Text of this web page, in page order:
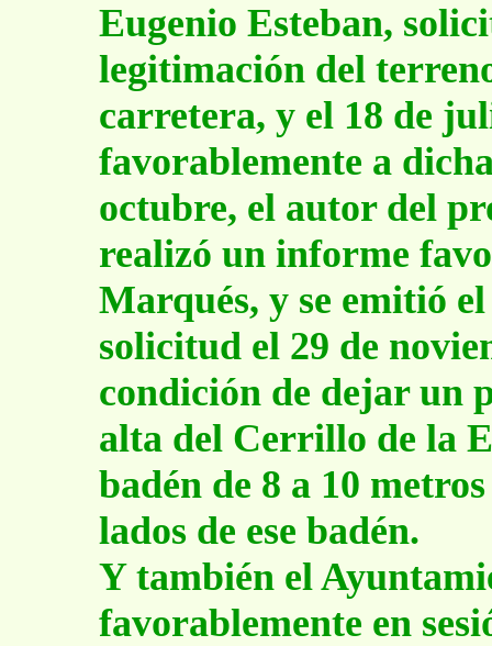
Eugenio Esteban,
legitimación del
carretera, y el 18 de
favorablemente a
octubre, el autor del
realizó un informe
Marqués, y se emitió
solicitud el 29 de
condición de dejar un
alta del Cerrillo de la
badén de 8 a 10
lados de ese badén.
Y también el
favorablemente en